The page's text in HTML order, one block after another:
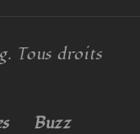
. Tous droits
Buzz